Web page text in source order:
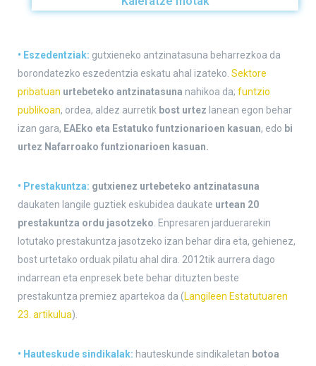
• Eszedentziak: gutxieneko antzinatasuna beharrezkoa da
borondatezko eszedentzia eskatu ahal izateko. Sektore
pribatuan urtebeteko antzinatasuna nahikoa da; funtzio
publikoan, ordea, aldez aurretik bost urtez lanean egon behar
izan gara, EAEko eta Estatuko funtzionarioen kasuan, edo bi
urtez Nafarroako funtzionarioen kasuan.
• Prestakuntza: gutxienez urtebeteko antzinatasuna
daukaten langile guztiek eskubidea daukate urtean 20
prestakuntza ordu jasotzeko. Enpresaren jarduerarekin
lotutako prestakuntza jasotzeko izan behar dira eta, gehienez,
bost urtetako orduak pilatu ahal dira. 2012tik aurrera dago
indarrean eta enpresek bete behar dituzten beste
prestakuntza premiez apartekoa da (Langileen Estatutuaren
23. artikulua).
• Hauteskude sindikalak: hauteskunde sindikaletan botoa